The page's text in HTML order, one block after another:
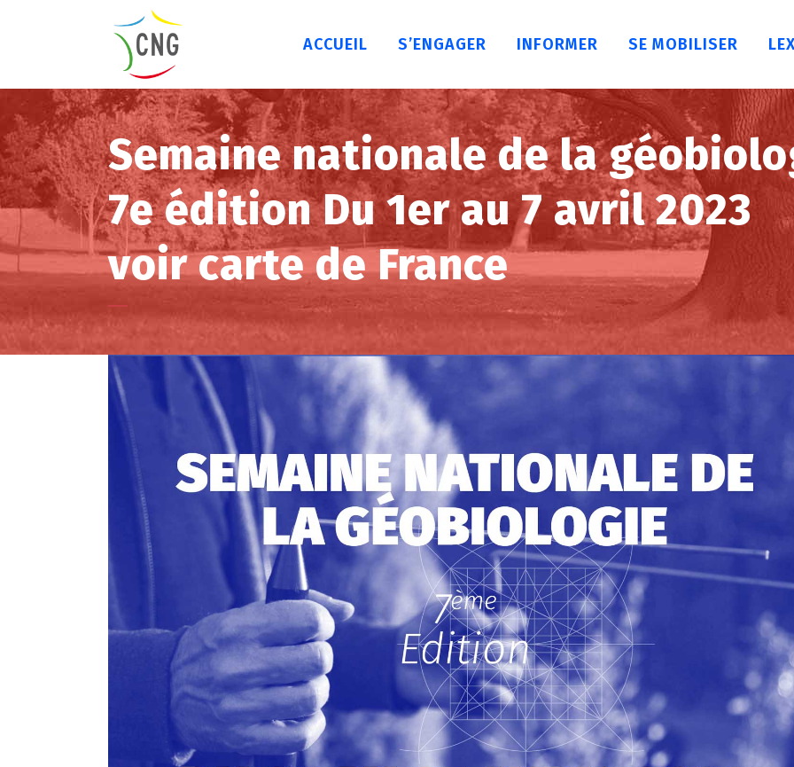
ACCUEIL S’ENGAGER INFORMER SE MOBILISER
Semaine nationale de la
7e édition Du 1er au 7 avril 2023
voir carte de France